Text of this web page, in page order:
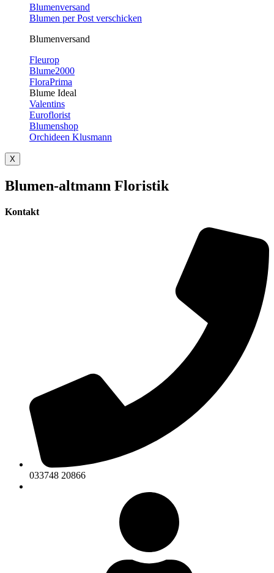
Blumenversand
Blumen per Post verschicken
Blumenversand
Fleurop
Blume2000
FloraPrima
Blume Ideal
Valentins
Euroflorist
Blumenshop
Orchideen Klusmann
X
Blumen-altmann Floristik
Kontakt
033748 20866